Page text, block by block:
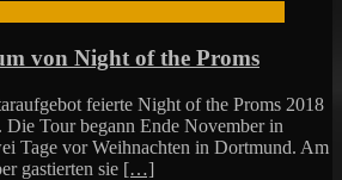
von Night of the Proms
feierte Night of the Proms 2018
Tour begann Ende November in
Tage vor Weihnachten in Dortmund. Am
gastierten sie […]